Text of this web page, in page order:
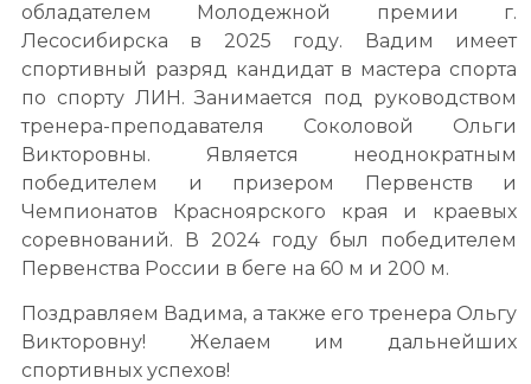
обладателем Молодежной премии г.
Лесосибирска в 2025 году. Вадим имеет
спортивный разряд кандидат в мастера спорта
по спорту ЛИН. Занимается под руководством
тренера-преподавателя Соколовой Ольги
Викторовны. Является неоднократным
победителем и призером Первенств и
Чемпионатов Красноярского края и краевых
соревнований. В 2024 году был победителем
Первенства России в беге на 60 м и 200 м.
Поздравляем Вадима, а также его тренера Ольгу
Викторовну! Желаем им дальнейших
спортивных успехов!